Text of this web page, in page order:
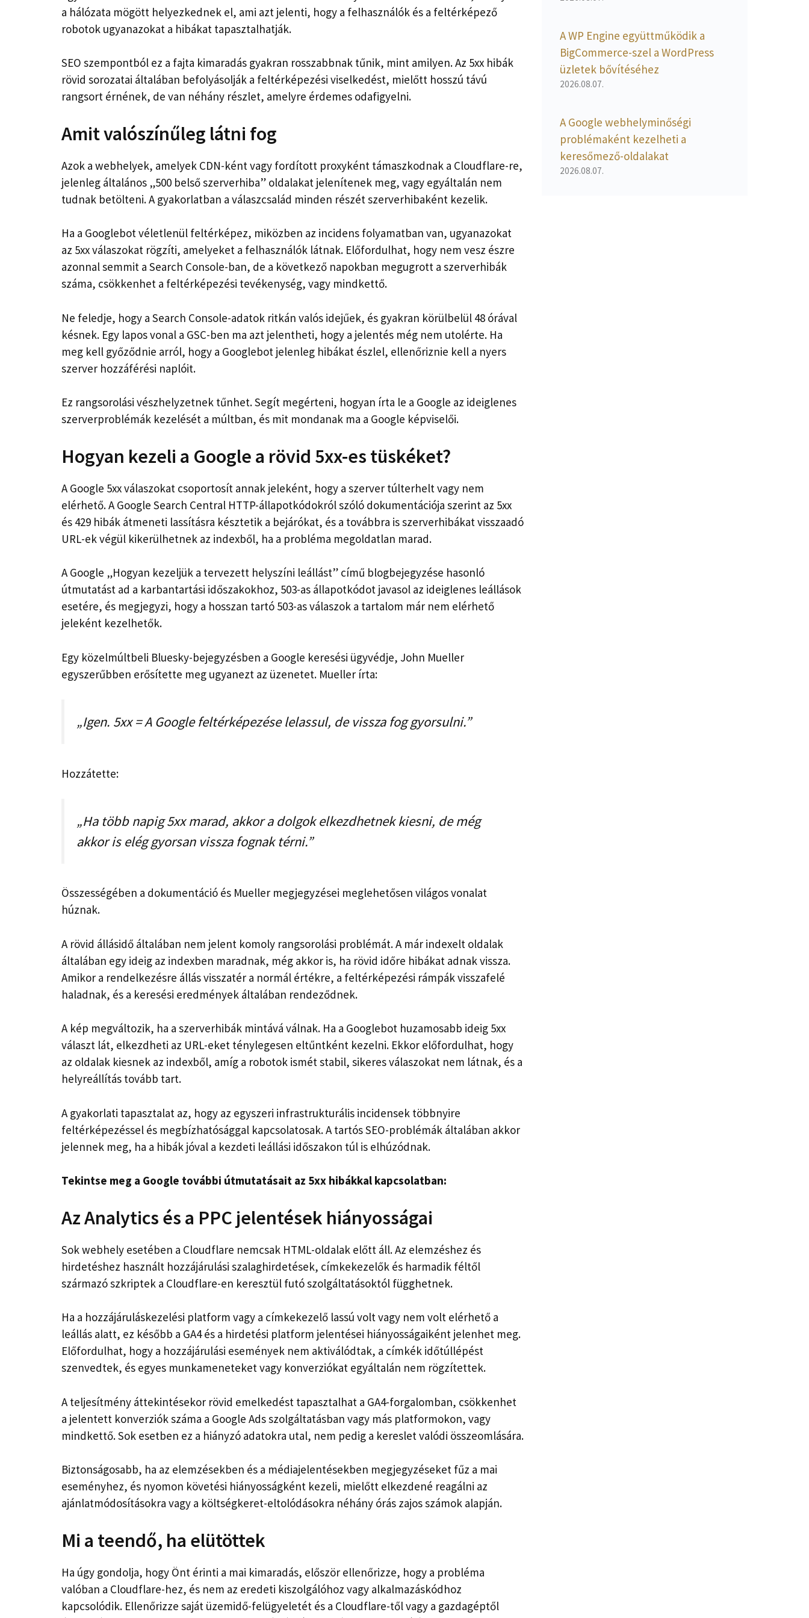
a hálózata mögött helyezkednek el, ami azt jelenti, hogy a felhasználók és a feltérképező
robotok ugyanazokat a hibákat tapasztalhatják.
SEO szempontból ez a fajta kimaradás gyakran rosszabbnak tűnik, mint amilyen. Az 5xx hibák
rövid sorozatai általában befolyásolják a feltérképezési viselkedést, mielőtt hosszú távú
rangsort érnének, de van néhány részlet, amelyre érdemes odafigyelni.
Amit valószínűleg látni fog
Azok a webhelyek, amelyek CDN-ként vagy fordított proxyként támaszkodnak a Cloudflare-re,
jelenleg általános „500 belső szerverhiba” oldalakat jelenítenek meg, vagy egyáltalán nem
tudnak betölteni. A gyakorlatban a válaszcsalád minden részét szerverhibaként kezelik.
Ha a Googlebot véletlenül feltérképez, miközben az incidens folyamatban van, ugyanazokat
az 5xx válaszokat rögzíti, amelyeket a felhasználók látnak. Előfordulhat, hogy nem vesz észre
azonnal semmit a Search Console-ban, de a következő napokban megugrott a szerverhibák
száma, csökkenhet a feltérképezési tevékenység, vagy mindkettő.
Ne feledje, hogy a Search Console-adatok ritkán valós idejűek, és gyakran körülbelül 48 órával
késnek. Egy lapos vonal a GSC-ben ma azt jelentheti, hogy a jelentés még nem utolérte. Ha
meg kell győződnie arról, hogy a Googlebot jelenleg hibákat észlel, ellenőriznie kell a nyers
szerver hozzáférési naplóit.
Ez rangsorolási vészhelyzetnek tűnhet. Segít megérteni, hogyan írta le a Google az ideiglenes
szerverproblémák kezelését a múltban, és mit mondanak ma a Google képviselői.
Hogyan kezeli a Google a rövid 5xx-es tüskéket?
A Google 5xx válaszokat csoportosít annak jeleként, hogy a szerver túlterhelt vagy nem
elérhető. A Google Search Central HTTP-állapotkódokról szóló dokumentációja szerint az 5xx
és 429 hibák átmeneti lassításra késztetik a bejárókat, és a továbbra is szerverhibákat visszaadó
URL-ek végül kikerülhetnek az indexből, ha a probléma megoldatlan marad.
A Google „Hogyan kezeljük a tervezett helyszíni leállást” című blogbejegyzése hasonló
útmutatást ad a karbantartási időszakokhoz, 503-as állapotkódot javasol az ideiglenes leállások
esetére, és megjegyzi, hogy a hosszan tartó 503-as válaszok a tartalom már nem elérhető
jeleként kezelhetők.
Egy közelmúltbeli Bluesky-bejegyzésben a Google keresési ügyvédje, John Mueller
egyszerűbben erősítette meg ugyanezt az üzenetet. Mueller írta:
„Igen. 5xx = A Google feltérképezése lelassul, de vissza fog gyorsulni.”
Hozzátette:
„Ha több napig 5xx marad, akkor a dolgok elkezdhetnek kiesni, de még
akkor is elég gyorsan vissza fognak térni.”
Összességében a dokumentáció és Mueller megjegyzései meglehetősen világos vonalat
húznak.
A rövid állásidő általában nem jelent komoly rangsorolási problémát. A már indexelt oldalak
általában egy ideig az indexben maradnak, még akkor is, ha rövid időre hibákat adnak vissza.
Amikor a rendelkezésre állás visszatér a normál értékre, a feltérképezési rámpák visszafelé
haladnak, és a keresési eredmények általában rendeződnek.
A kép megváltozik, ha a szerverhibák mintává válnak. Ha a Googlebot huzamosabb ideig 5xx
választ lát, elkezdheti az URL-eket ténylegesen eltűntként kezelni. Ekkor előfordulhat, hogy
az oldalak kiesnek az indexből, amíg a robotok ismét stabil, sikeres válaszokat nem látnak, és a
helyreállítás tovább tart.
A gyakorlati tapasztalat az, hogy az egyszeri infrastrukturális incidensek többnyire
feltérképezéssel és megbízhatósággal kapcsolatosak. A tartós SEO-problémák általában akkor
jelennek meg, ha a hibák jóval a kezdeti leállási időszakon túl is elhúzódnak.
Tekintse meg a Google további útmutatásait az 5xx hibákkal kapcsolatban:
Az Analytics és a PPC jelentések hiányosságai
Sok webhely esetében a Cloudflare nemcsak HTML-oldalak előtt áll. Az elemzéshez és
hirdetéshez használt hozzájárulási szalaghirdetések, címkekezelők és harmadik féltől
származó szkriptek a Cloudflare-en keresztül futó szolgáltatásoktól függhetnek.
Ha a hozzájáruláskezelési platform vagy a címkekezelő lassú volt vagy nem volt elérhető a
leállás alatt, ez később a GA4 és a hirdetési platform jelentései hiányosságaiként jelenhet meg.
Előfordulhat, hogy a hozzájárulási események nem aktiválódtak, a címkék időtúllépést
szenvedtek, és egyes munkameneteket vagy konverziókat egyáltalán nem rögzítettek.
A teljesítmény áttekintésekor rövid emelkedést tapasztalhat a GA4-forgalomban, csökkenhet
a jelentett konverziók száma a Google Ads szolgáltatásban vagy más platformokon, vagy
mindkettő. Sok esetben ez a hiányzó adatokra utal, nem pedig a kereslet valódi összeomlására.
Biztonságosabb, ha az elemzésekben és a médiajelentésekben megjegyzéseket fűz a mai
eseményhez, és nyomon követési hiányosságként kezeli, mielőtt elkezdené reagálni az
ajánlatmódosításokra vagy a költségkeret-eltolódásokra néhány órás zajos számok alapján.
Mi a teendő, ha elütöttek
Ha úgy gondolja, hogy Önt érinti a mai kimaradás, először ellenőrizze, hogy a probléma
valóban a Cloudflare-hez, és nem az eredeti kiszolgálóhoz vagy alkalmazáskódhoz
kapcsolódik. Ellenőrizze saját üzemidő-felügyeletét és a Cloudflare-től vagy a gazdagéptől
A WP Engine együttműködik a
BigCommerce-szel a WordPress
üzletek bővítéséhez
2026.08.07.
A Google webhelyminőségi
problémaként kezelheti a
keresőmező-oldalakat
2026.08.07.